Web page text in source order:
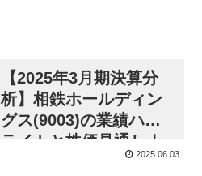
【2025年3月期決算分
析】相鉄ホールディン
グス(9003)の業績ハイ
ライトと株価見通し｜
ホテル事業の回復と不
2025.06.03